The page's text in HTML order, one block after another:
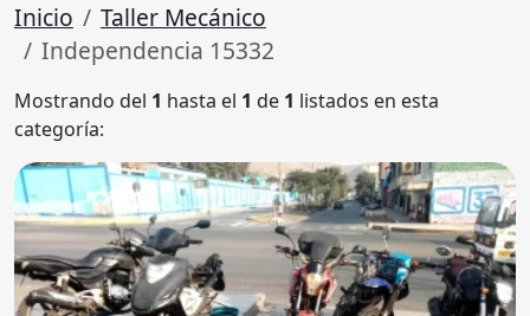
Inicio
Taller Mecánico
Independencia 15332
Mostrando del 1 hasta el 1 de 1 listados en esta
categoría: